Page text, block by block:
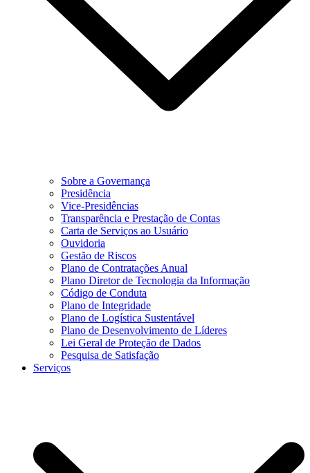
Sobre a Governança
Presidência
Vice-Presidências
Transparência e Prestação de Contas
Carta de Serviços ao Usuário
Ouvidoria
Gestão de Riscos
Plano de Contratações Anual
Plano Diretor de Tecnologia da Informação
Código de Conduta
Plano de Integridade
Plano de Logística Sustentável
Plano de Desenvolvimento de Líderes
Lei Geral de Proteção de Dados
Pesquisa de Satisfação
Serviços